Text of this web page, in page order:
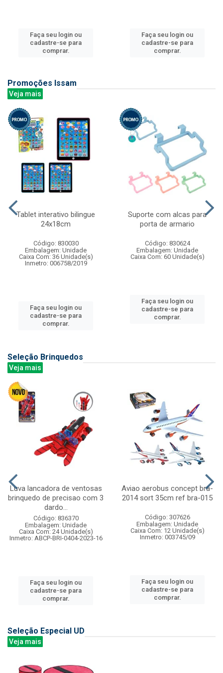
Faça seu login ou
cadastre-se para
comprar.
Faça seu login ou
cadastre-se para
comprar.
Promoções Issam
Veja mais
Tablet interativo bilingue
24x18cm
Código: 830030
Embalagem: Unidade
Caixa Com: 36 Unidade(s)
Inmetro: 006758/2019
Faça seu login ou
cadastre-se para
comprar.
Suporte com alcas para
porta de armario
Código: 830624
Embalagem: Unidade
Caixa Com: 60 Unidade(s)
Faça seu login ou
cadastre-se para
comprar.
Seleção Brinquedos
Veja mais
Luva lancadora de ventosas
brinquedo de precisao com 3
dardo...
Código: 836370
Embalagem: Unidade
Caixa Com: 24 Unidade(s)
Inmetro: ABCP-BRI-0404-2023-16
Faça seu login ou
cadastre-se para
comprar.
Aviao aerobus concept bra-
2014 sort 35cm ref bra-015
Código: 307626
Embalagem: Unidade
Caixa Com: 12 Unidade(s)
Inmetro: 003745/09
Faça seu login ou
cadastre-se para
comprar.
Seleção Especial UD
Veja mais